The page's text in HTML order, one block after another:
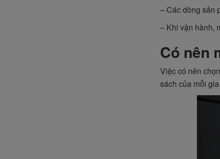
– Các dòng sản
– Khi vận hành,
Có nên
Việc có nên
sách của mỗi